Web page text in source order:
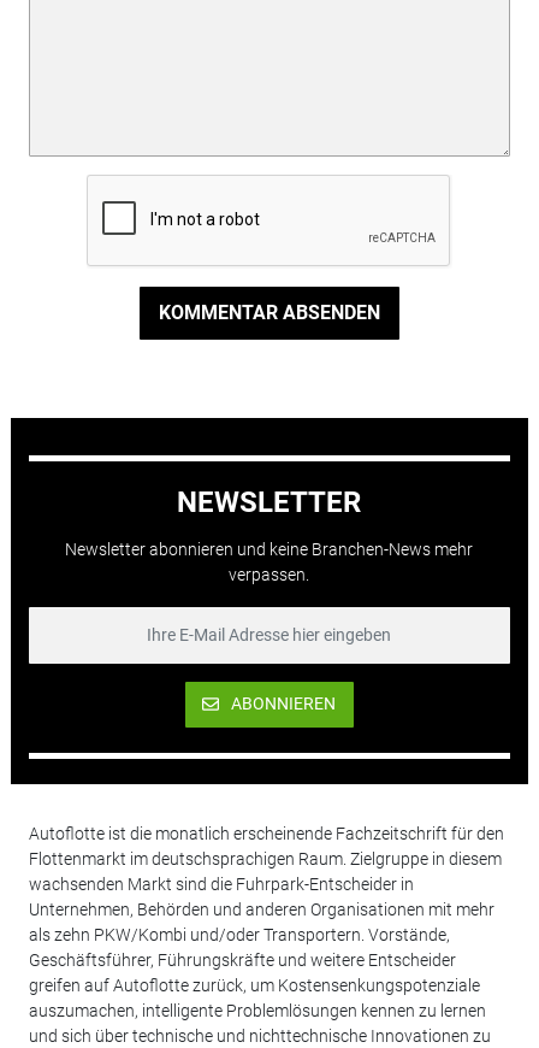
KOMMENTAR ABSENDEN
NEWSLETTER
Newsletter abonnieren und keine Branchen-News mehr
verpassen.
ABONNIEREN
Autoflotte ist die monatlich erscheinende Fachzeitschrift für den
Flottenmarkt im deutschsprachigen Raum. Zielgruppe in diesem
wachsenden Markt sind die Fuhrpark-Entscheider in
Unternehmen, Behörden und anderen Organisationen mit mehr
als zehn PKW/Kombi und/oder Transportern. Vorstände,
Geschäftsführer, Führungskräfte und weitere Entscheider
greifen auf Autoflotte zurück, um Kostensenkungspotenziale
auszumachen, intelligente Problemlösungen kennen zu lernen
und sich über technische und nichttechnische Innovationen zu